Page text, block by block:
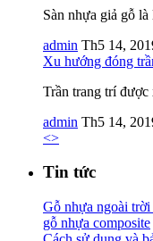
Sàn nhựa giả gỗ
admin Th5 14,
Xu hướng đóng
Trần trang trí
admin Th5 14,
<>
Tin tức
Gỗ nhựa ngoài
gỗ nhựa composite